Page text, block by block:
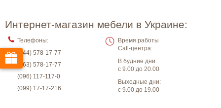
Интернет-магазин мебели в Украине:
Телефоны:
(044) 578-17-77
(063) 578-17-77
(096) 117-117-0
(099) 17-17-216
Время работы
Call-центра:
В будние дни:
с 9.00 до 20.00
Выходные дни:
с 9.00 до 19.00